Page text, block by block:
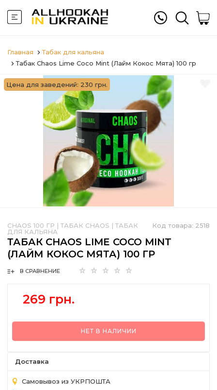
Главная
Табак для кальяна
Табак Chaos Lime Coco Mint (Лайм Кокос Мята) 100 гр
Цена для заведений: 230 грн.
Код товара: 2518
CHAOS 100 ГР | ТАБАК CHAOS | ТАБАК
ДЛЯ КАЛЬЯНА
ТАБАК CHAOS LIME COCO MINT
(ЛАЙМ КОКОС МЯТА) 100 ГР
В СРАВНЕНИЕ
269 грн.
НЕТ В НАЛИЧИИ
Доставка
Самовывоз из УКРПОШТА